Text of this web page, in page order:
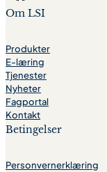
Om LSI
Produkter
E-læring
Tjenester
Nyheter
Fagportal
Kontakt
Betingelser
Personvernerklæring